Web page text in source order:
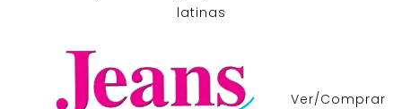
latinas
Ver/Comprar